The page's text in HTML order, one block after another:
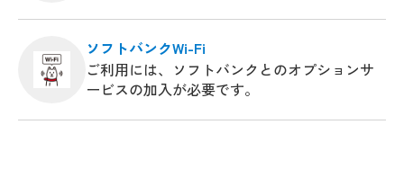
ソフトバンクWi-Fi
ご利用には、ソフトバンクとのオプションサ
ービスの加入が必要です。